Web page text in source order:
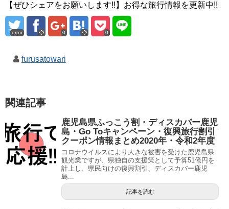
【ぜひシェアをお願いします!!】お得な旅行情報を更新中!!
error 0 0
furusatowari
関連記事
鹿児島県ふっこう割・ディスカバー鹿児
島・Go Toキャンペーン・復興旅行割引
クーポン情報まとめ2020年・令和2年度
コロナウイルスにより大きな被害を受けた鹿児島県
観光業ですが、県独自の支援策として予算51億円を
計上し、県民向けの復興割引、ディスカバー鹿児
島...
記事を読む